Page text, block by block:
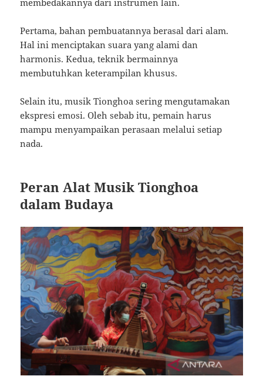
membedakannya dari instrumen lain.
Pertama, bahan pembuatannya berasal dari alam.
Hal ini menciptakan suara yang alami dan
harmonis. Kedua, teknik bermainnya
membutuhkan keterampilan khusus.
Selain itu, musik Tionghoa sering mengutamakan
ekspresi emosi. Oleh sebab itu, pemain harus
mampu menyampaikan perasaan melalui setiap
nada.
Peran Alat Musik Tionghoa
dalam Budaya